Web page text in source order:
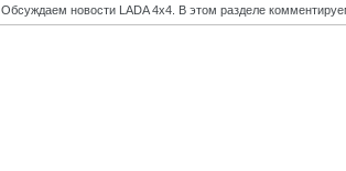
Обсуждаем новости LADA 4x4. В этом разделе